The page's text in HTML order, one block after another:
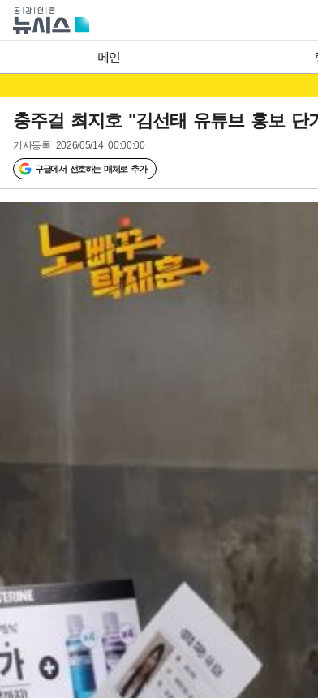
메인
충주걸 최지호 "김선태 유튜브 홍보 단
기사등록 2026/05/14 00:00:00
구글에서 선호하는 매체로 추가